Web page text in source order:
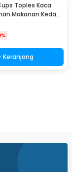
Toples Kaca
Makanan Kedap
Jar 280ml -
Keranjang